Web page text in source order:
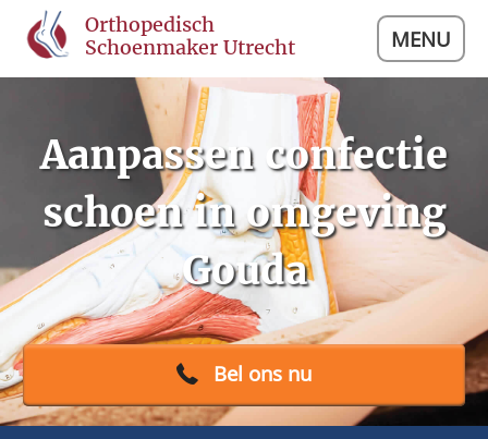
Orthopedisch
Schoenmaker Utrecht
MENU
Aanpassen confectie
schoen in omgeving
Gouda
Bel ons nu